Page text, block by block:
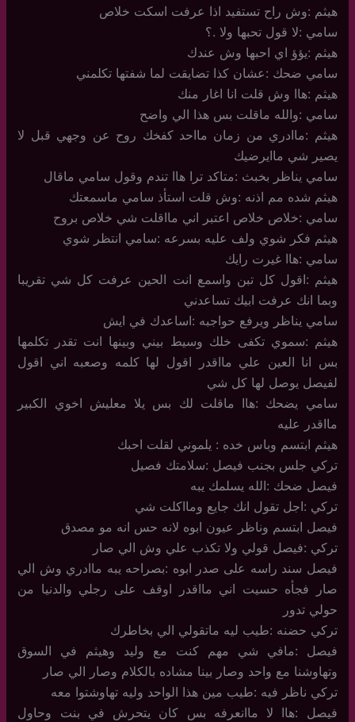
هيثم :وش راح تستفيد اذا عرفت اسكت خلاص
سامي :لا قول تحبها ولا .؟
هيثم :يؤؤ اي احبها وش عندك
سامي ضحك :عشان كذا تضايقت لما شفتها تكلمني
هيثم :هاا وش قلت انا اغار منك
سامي :والله ماقلت بس هذا الي واضح
هيثم :ماادري من زمان مااحد كفخك روح عن وجهي قبل لا
يصير شي ماايرضيك
سامي يناظر بخبث :متاكد ترا هاا تندم وقول سامي ماقال
هيثم شده مم اذنه :وش قلت استأذ سامي ماسمعتك
سامي :خلاص خلاص اعتبر اني مااقلت شي خلاص بروح
هيثم فكر شوي ولف عليه بسرعه :سامي انتظر شوي
سامي :هاا غيرت رايك
هيثم :اقول كل تبن واسمع انت الحين عرفت كل شي تقريبا
وبما انك عرفت ابيك تساعدني
سامي يناظر ويرفع حواجبه :اساعدك في ايش
هيثم :سموي تكفى خلك وسيط بيني وبينها انت تقدر تكلمها
بس انا العين علي مااقدر اقول لها كلمه وصعبه اني اقول
لفيصل يوصل لها كل شي
سامي يضحك :هاا ماقلت لك بس يلا معليش اخوي الكبير
مااقدر عليه
هيثم ابتسم وباس خده : يلموني لقلت احبك
تركي جلس بجنب فيصل :سلامتك فصيل
فيصل ضحك :الله يسلمك يبه
تركي :اجل تقول انك جايع ومااكلت شي
فيصل ابتسم وناظر عيون ابوه لانه حس انه مو مصدق
تركي :فيصل قولي ولا تكذب علي وش الي صار
فيصل سند راسه على صدر ابوه :بصراحه يبه ماادري وش الي
صار فجأه حسيت اني مااقدر اوقف على رجلي والدنيا من
حولي تدور
تركي حضنه :طيب ليه ماتقولي الي بخاطرك
فيصل :مافي شي مهم كنت مع وليد وهيثم في السوق
وتهاوشنا مع واحد وصار بينا مشاده بالكلام وصار الي صار
تركي ناظر فيه :طيب مين هذا الواحد وليه تهاوشتوا معه
فيصل :هاا لا ماانعرفه بس كان يتحرش في بنت وحاول